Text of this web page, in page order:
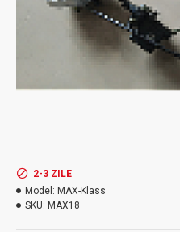
2-3 ZILE
Model: MAX-Klass
SKU: MAX18